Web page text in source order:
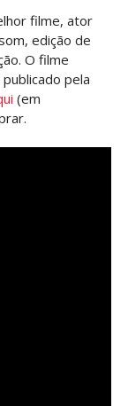
filme, ator
edição de
O filme
pela
(em